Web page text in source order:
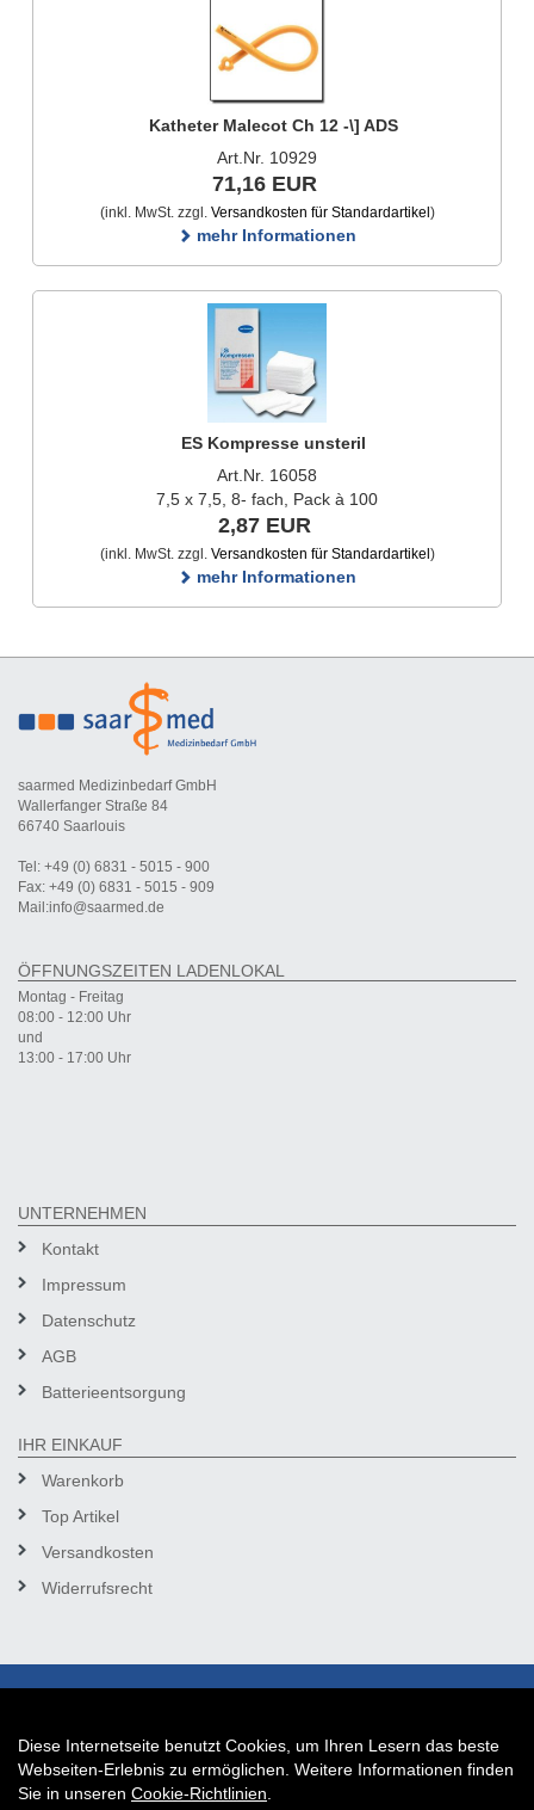
Katheter Malecot Ch 12 -\] ADS
Art.Nr. 10929
71,16 EUR
(inkl. MwSt. zzgl. Versandkosten für Standardartikel )
mehr Informationen
ES Kompresse unsteril
Art.Nr. 16058
7,5 x 7,5, 8- fach, Pack à 100
2,87 EUR
(inkl. MwSt. zzgl. Versandkosten für Standardartikel )
mehr Informationen
saarmed Medizinbedarf GmbH
Wallerfanger Straße 84
66740 Saarlouis
Tel: +49 (0) 6831 - 5015 - 900
Fax: +49 (0) 6831 - 5015 - 909
Mail:info@saarmed.de
ÖFFNUNGSZEITEN LADENLOKAL
Montag - Freitag
08:00 - 12:00 Uhr
und
13:00 - 17:00 Uhr
UNTERNEHMEN
Kontakt
Impressum
Datenschutz
AGB
Batterieentsorgung
IHR EINKAUF
Warenkorb
Top Artikel
Versandkosten
Widerrufsrecht
Diese Internetseite benutzt Cookies, um Ihren Lesern das beste
Webseiten-Erlebnis zu ermöglichen. Weitere Informationen finden
Sie in unseren Cookie-Richtlinien
Auftrag widerrufen